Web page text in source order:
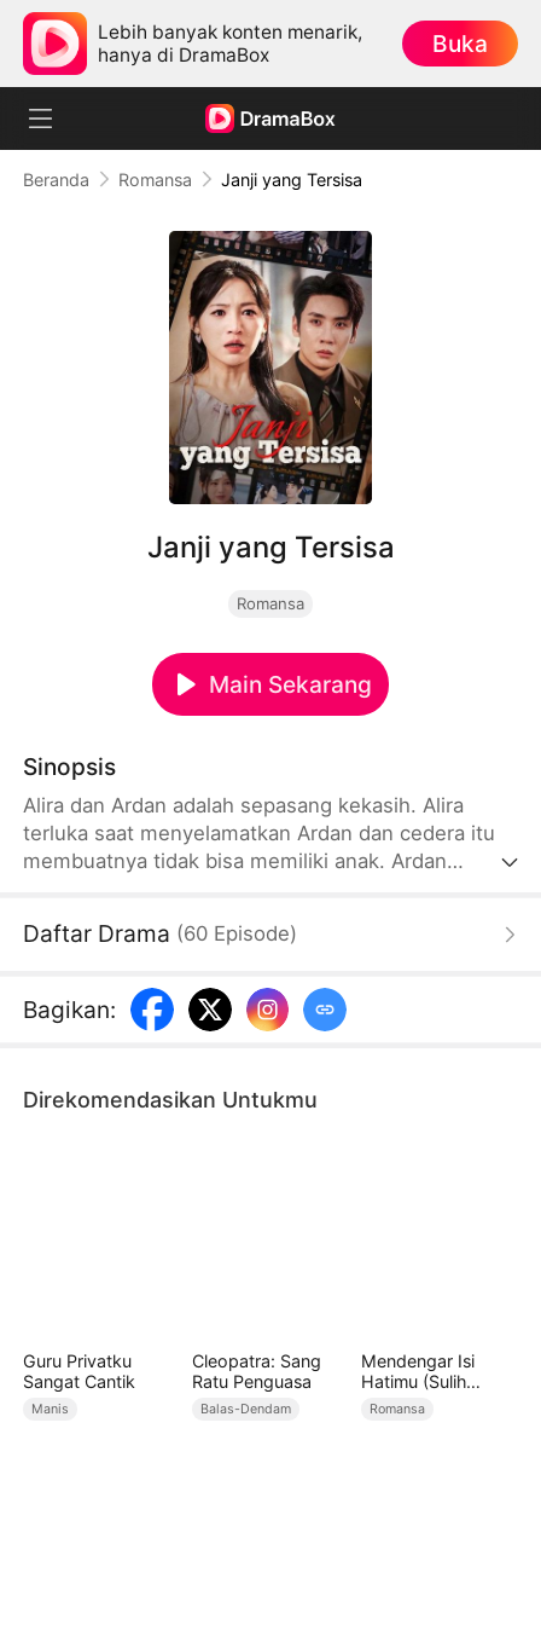
Lebih banyak konten menarik,
hanya di DramaBox
Buka
Beranda Romansa Janji yang Tersisa
Janji yang Tersisa
Romansa
Main Sekarang
Sinopsis
Alira dan Ardan adalah sepasang kekasih. Alira
terluka saat menyelamatkan Ardan dan cedera itu
membuatnya tidak bisa memiliki anak. Ardan
Saat akan mendaftarkan putrinya ke sekolah, Alira
diberi tahu bahwa surat nikahnya palsu, dan
putrinya ternyata adalah anak kandung Ardan
Daftar Drama (60 Episode)
Bagikan:
Direkomendasikan Untukmu
Guru Privatku
Sangat Cantik
Manis
Cleopatra: Sang
Ratu Penguasa
Balas-Dendam
Mendengar Isi
Hatimu (Sulih
Suara)
Romansa